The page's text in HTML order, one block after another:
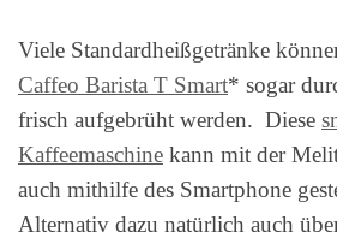
Viele Standardheißgetränke
Caffeo Barista T Smart* sogar
frisch aufgebrüht werden. Diese
Kaffeemaschine kann mit der
auch mithilfe des Smartphone
Alternativ dazu natürlich auch